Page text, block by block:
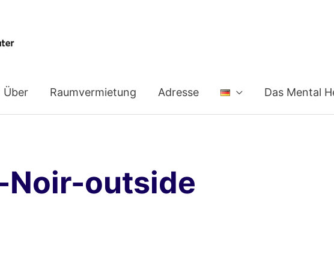
Über Raumvermietung Adresse Das Mental
outside